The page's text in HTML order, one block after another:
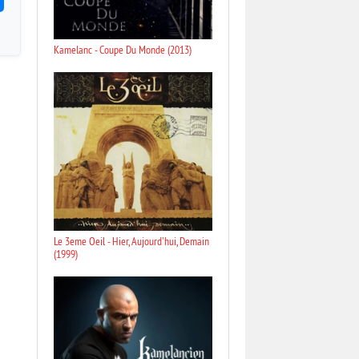
Kamelanc - Coupe Du Monde (2013)
Le 3eme Oeil - Hier, Aujourd'hui, Demain
(1999)